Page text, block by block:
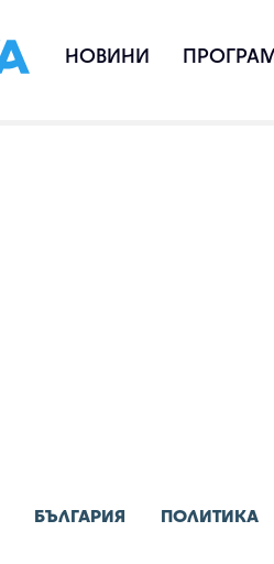
НОВИНИ
БЪЛГАРИЯ ПОЛИТИКА